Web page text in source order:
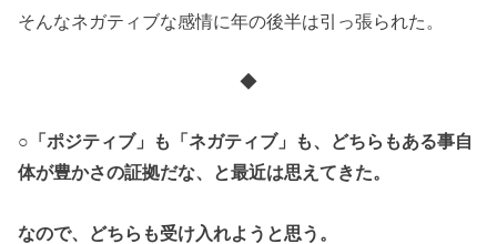
そんなネガティブな感情に年の後半は引っ張られた。
◆
○「ポジティブ」も「ネガティブ」も、どちらもある事自
体が豊かさの証拠だな、と最近は思えてきた。
なので、どちらも受け入れようと思う。